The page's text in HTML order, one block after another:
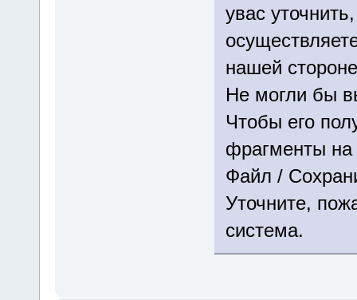
увас
нашей
Не могли бы
Чтобы его
фрагменты на
Файл /
Уточните,
система.